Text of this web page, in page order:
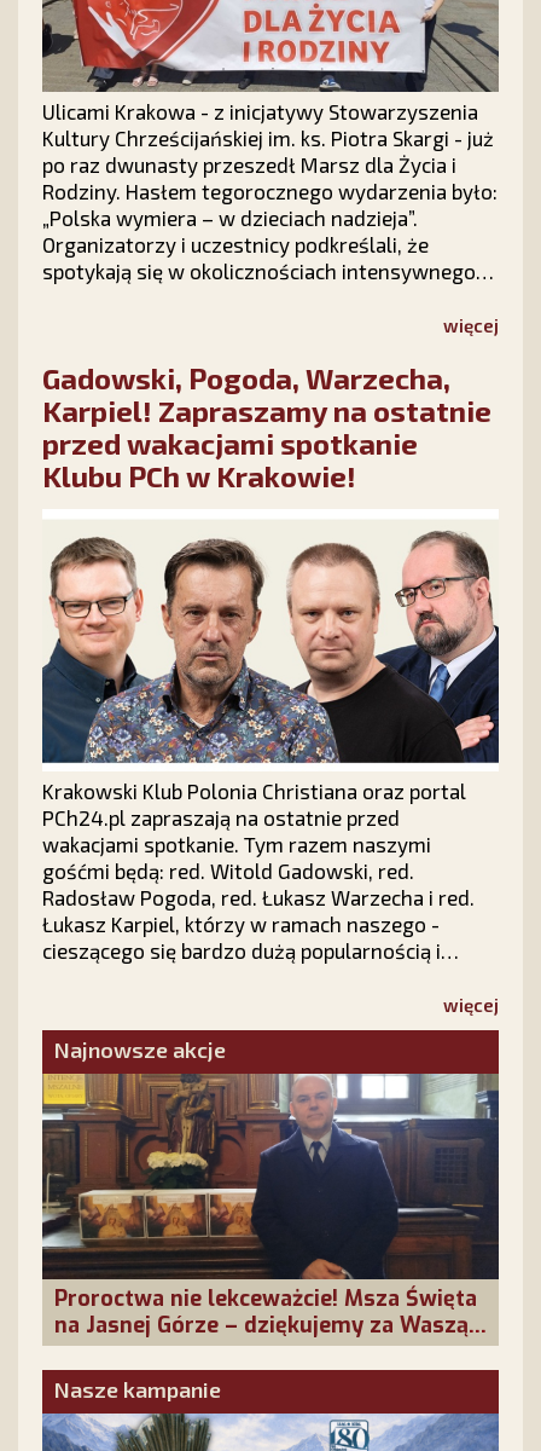
Ulicami Krakowa - z inicjatywy Stowarzyszenia
Kultury Chrześcijańskiej im. ks. Piotra Skargi - już
po raz dwunasty przeszedł Marsz dla Życia i
Rodziny. Hasłem tegorocznego wydarzenia było:
„Polska wymiera – w dzieciach nadzieja”.
Organizatorzy i uczestnicy podkreślali, że
spotykają się w okolicznościach intensywnego
pokona wszelkie przeciwności.
więcej
Gadowski, Pogoda, Warzecha,
Karpiel! Zapraszamy na ostatnie
przed wakacjami spotkanie
Klubu PCh w Krakowie!
Krakowski Klub Polonia Christiana oraz portal
PCh24.pl zapraszają na ostatnie przed
wakacjami spotkanie. Tym razem naszymi
gośćmi będą: red. Witold Gadowski, red.
Radosław Pogoda, red. Łukasz Warzecha i red.
Łukasz Karpiel, którzy w ramach naszego -
cieszącego się bardzo dużą popularnością i
Prosty PLUS" z udziałem publiczności dokonają
politycznego podsumowania pierwszych sześciu
miesięcy 2026 roku.
więcej
Najnowsze akcje
Proroctwa nie lekceważcie! Msza Święta
na Jasnej Górze – dziękujemy za Waszą
obecność!
Nasze kampanie